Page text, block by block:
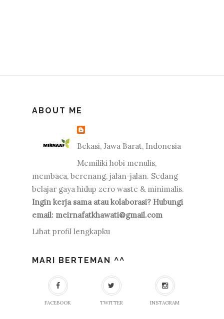
ABOUT ME
Bekasi, Jawa Barat, Indonesia
Memiliki hobi menulis,
membaca, berenang, jalan-jalan. Sedang
belajar gaya hidup zero waste & minimalis.
Ingin kerja sama atau kolaborasi? Hubungi
email: meirnafatkhawati@gmail.com
Lihat profil lengkapku
MARI BERTEMAN ^^
FACEBOOK TWITTER INSTAGRAM